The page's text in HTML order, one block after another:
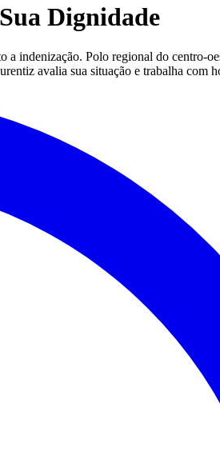
Dignidade
indenização. Polo regional do centro-
avalia sua situação e trabalha com